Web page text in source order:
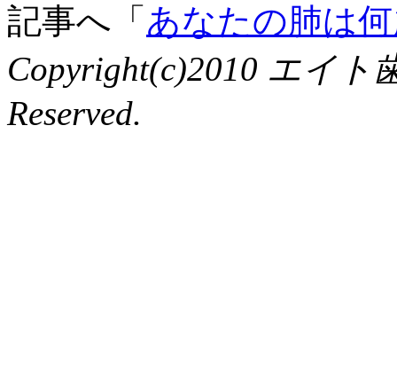
記事へ「 あなたの肺は
Copyright(c)2010 エイト
Reserved.